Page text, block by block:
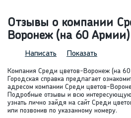
Отзывы о компании
Воронеж (на 60 Армии)
Написать Показать
Компания Среди цветов-Воронеж (на
Городская справка предлагает
адресом компании Среди цветов-
Подробные отзывы и всю
узнать лично зайдя на сайт Среди
или позвонив по указанному номеру.